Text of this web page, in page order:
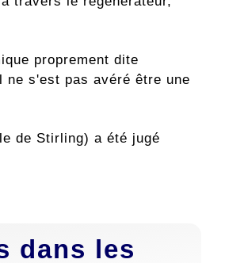
proprement dite
ne s'est pas avéré être une
de Stirling) a été jugé
dans les